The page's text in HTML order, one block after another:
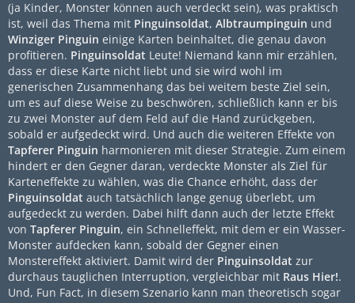
(ja Kinder, Monster können auch verdeckt sein), was praktisch
ist, weil das Thema mit Pinguinsoldat, Albtraumpinguin und
Winziger Pinguin einige Karten beinhaltet, die genau davon
profitieren. Pinguinsoldat Leute! Niemand kann mir erzählen,
dass er diese Karte nicht liebt und sie wird wohl im
generischen Zusammenhang das bei weitem beste Ziel sein,
um es auf diese Weise zu beschwören, schließlich kann er bis
zu zwei Monster auf dem Feld auf die Hand zurückgeben,
sobald er aufgedeckt wird. Und auch die weiteren Effekte von
Tapferer Pinguin harmonieren mit dieser Strategie. Zum einem
hindert er den Gegner daran, verdeckte Monster als Ziel für
Karteneffekte zu wählen, was die Chance erhöht, dass der
Pinguinsoldat auch tatsächlich lange genug überlebt, um
aufgedeckt zu werden. Dabei hilft dann auch der letzte Effekt
von Tapferer Pinguin, ein Schnelleffekt, mit dem er ein Wasser-
Monster aufdecken kann, sobald der Gegner einen
Monstereffekt aktiviert. Damit wird der Pinguinsoldat zur
durchaus tauglichen Interruption, vergleichbar mit Raus Hier!.
Und, Fun Fact, in diesem Szenario kann man theoretisch sogar